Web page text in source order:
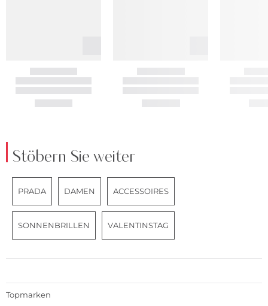
Stöbern Sie weiter
PRADA DAMEN ACCESSOIRES
SONNENBRILLEN VALENTINSTAG
Topmarken